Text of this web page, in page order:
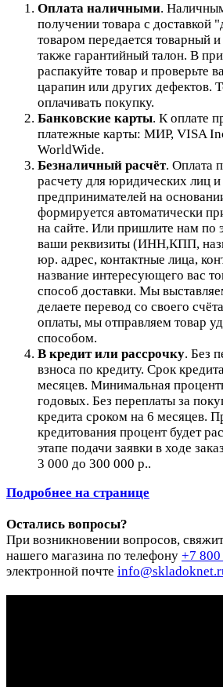
Оплата наличными.
получении товара с доставкой
товаром передается товарный
также гарантийный талон. В
распакуйте товар и проверьте
царапин или других дефектов.
оплачивать покупку.
Банковские карты. К оплате
платежные карты: МИР, VISA
WorldWide.
Безналичный расчёт. Оплата
расчету для юридических лиц
предпринимателей на
формируется автоматически
на сайте. Или пришлите нам по
ваши реквизиты (ИНН,КПП,
юр. адрес, контактные лица,
название интересующего вас
способ доставки. Мы
делаете перевод со своего
оплаты, мы отправляем товар
способом.
В кредит или рассрочку. Без
взноса по кредиту. Срок
месяцев. Минимальная
годовых. Без переплаты за
кредита сроком на 6 месяцев.
кредитования процент будет
этапе подачи заявки в ходе
3 000 до 300 000 р..
Подробнее на странице
Остались вопросы?
При возникновении вопросов,
нашего магазина по телефону +7
электронной почте